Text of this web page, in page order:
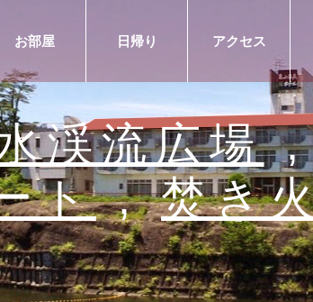
お部屋 日帰り アクセス
渓流広場
ト,焚き